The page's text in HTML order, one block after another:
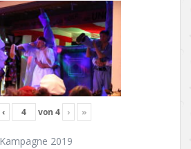
‹ von 4 › »
Kampagne 2019